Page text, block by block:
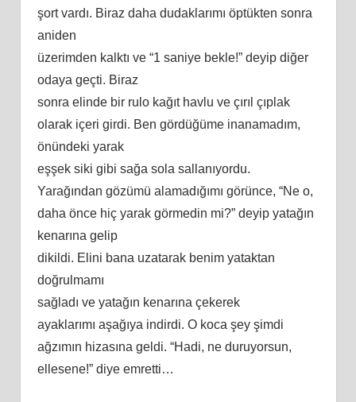
şort vardı. Biraz daha dudaklarımı öptükten sonra
aniden
üzerimden kalktı ve “1 saniye bekle!” deyip diğer
odaya geçti. Biraz
sonra elinde bir rulo kağıt havlu ve çırıl çıplak
olarak içeri girdi. Ben gördüğüme inanamadım,
önündeki yarak
eşşek siki gibi sağa sola sallanıyordu.
Yarağından gözümü alamadığımı görünce, “Ne o,
daha önce hiç yarak görmedin mi?” deyip yatağın
kenarına gelip
dikildi. Elini bana uzatarak benim yataktan
doğrulmamı
sağladı ve yatağın kenarına çekerek
ayaklarımı aşağıya indirdi. O koca şey şimdi
ağzımın hizasına geldi. “Hadi, ne duruyorsun,
ellesene!” diye emretti…